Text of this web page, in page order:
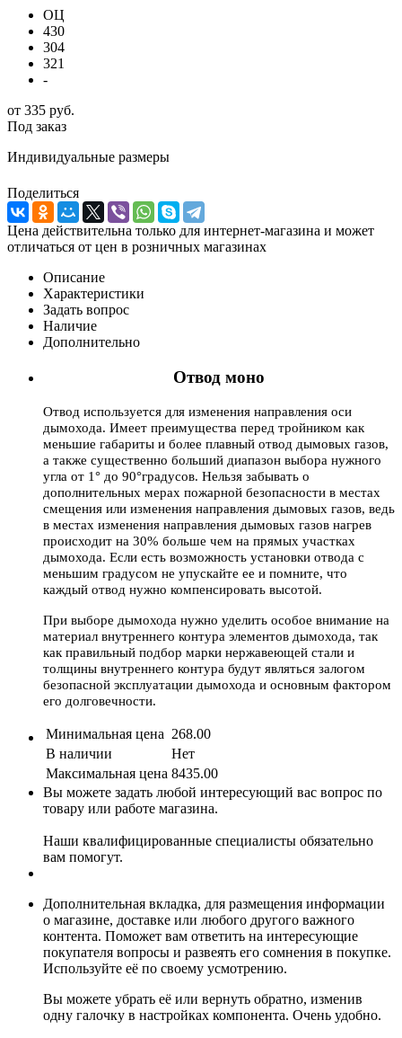
ОЦ
430
304
321
-
от 335 руб.
Под заказ
Индивидуальные размеры
Поделиться
Цена действительна только для интернет-магазина и может
отличаться от цен в розничных магазинах
Описание
Характеристики
Задать вопрос
Наличие
Дополнительно
Отвод моно
Отвод используется для изменения направления оси
дымохода. Имеет преимущества перед тройником как
меньшие габариты и более плавный отвод дымовых газов,
а также существенно больший диапазон выбора нужного
угла от 1° до 90°градусов. Нельзя забывать о
дополнительных мерах пожарной безопасности в местах
смещения или изменения направления дымовых газов, ведь
в местах изменения направления дымовых газов нагрев
происходит на 30% больше чем на прямых участках
дымохода. Если есть возможность установки отвода с
меньшим градусом не упускайте ее и помните, что
каждый отвод нужно компенсировать высотой.
При выборе дымохода нужно уделить особое внимание на
материал внутреннего контура элементов дымохода, так
как правильный подбор марки нержавеющей стали и
толщины внутреннего контура будут являться залогом
безопасной эксплуатации дымохода и основным фактором
его долговечности.
Минимальная цена 268.00
В наличии
Нет
Максимальная цена 8435.00
Вы можете задать любой интересующий вас вопрос по
товару или работе магазина.
Наши квалифицированные специалисты обязательно
вам помогут.
Дополнительная вкладка, для размещения информации
о магазине, доставке или любого другого важного
контента. Поможет вам ответить на интересующие
покупателя вопросы и развеять его сомнения в покупке.
Используйте её по своему усмотрению.
Вы можете убрать её или вернуть обратно, изменив
одну галочку в настройках компонента. Очень удобно.